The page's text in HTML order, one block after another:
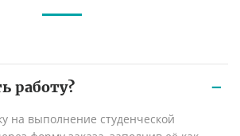
работу?
на выполнение студенческой